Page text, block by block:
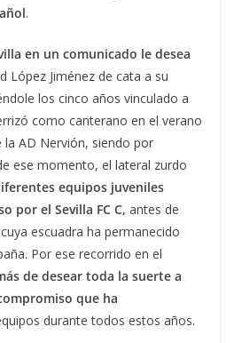
.
en un comunicado le desea
López Jiménez de cata a su
los cinco años vinculado a
como canterano en el verano
la AD Nervión, siendo por
ese momento, el lateral zurdo
equipos juveniles
por el Sevilla FC C, antes de
escuadra ha permanecido
Por ese recorrido en el
de desear toda la suerte a
que ha
durante todos estos años.